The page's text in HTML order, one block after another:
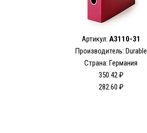
Артикул: A3110-31
Производитель: Durable
Страна: Германия
350.42 ₽
282.60 ₽